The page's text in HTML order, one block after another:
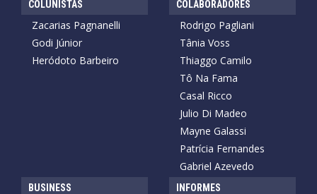
COLUNISTAS
Zacarias Pagnanelli
Godi Júnior
Heródoto Barbeiro
COLABORADORES
Rodrigo Pagliani
Tânia Voss
Thiaggo Camilo
Tô Na Fama
Casal Ricco
Julio Di Madeo
Mayne Galassi
Patrícia Fernandes
Gabriel Azevedo
BUSINESS INFORMES